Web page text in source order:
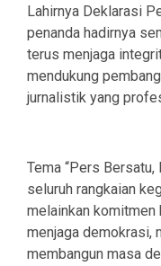
Lahirnya Deklarasi
penanda hadirnya
terus menjaga
mendukung
jurnalistik yang
Tema “Pers Bersatu,
seluruh rangkaian
melainkan komitmen
menjaga demokrasi,
membangun masa